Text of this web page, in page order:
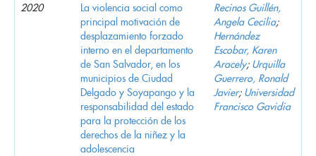
2020
La violencia social como
principal motivación de
desplazamiento forzado
interno en el departamento
de San Salvador, en los
municipios de Ciudad
Delgado y Soyapango y la
responsabilidad del estado
para la protección de los
derechos de la niñez y la
adolescencia
Recinos Guillén,
Angela Cecilia;
Hernández
Escobar, Karen
Aracely; Urquilla
Guerrero, Ronald
Javier; Universidad
Francisco Gavidia